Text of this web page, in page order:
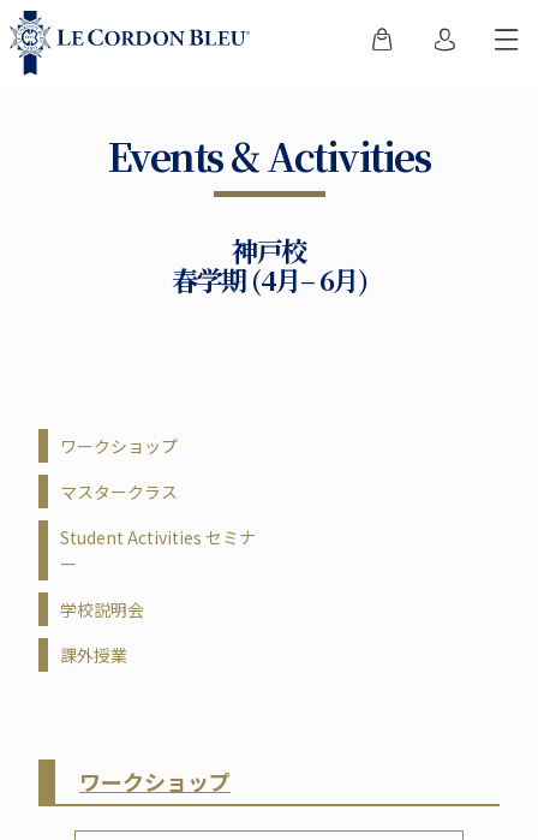
Events & Activities
神戸校
春学期 (4月– 6月)
ワークショップ
マスタークラス
Student Activities セミナ
ー
学校説明会
課外授業
ワークショップ